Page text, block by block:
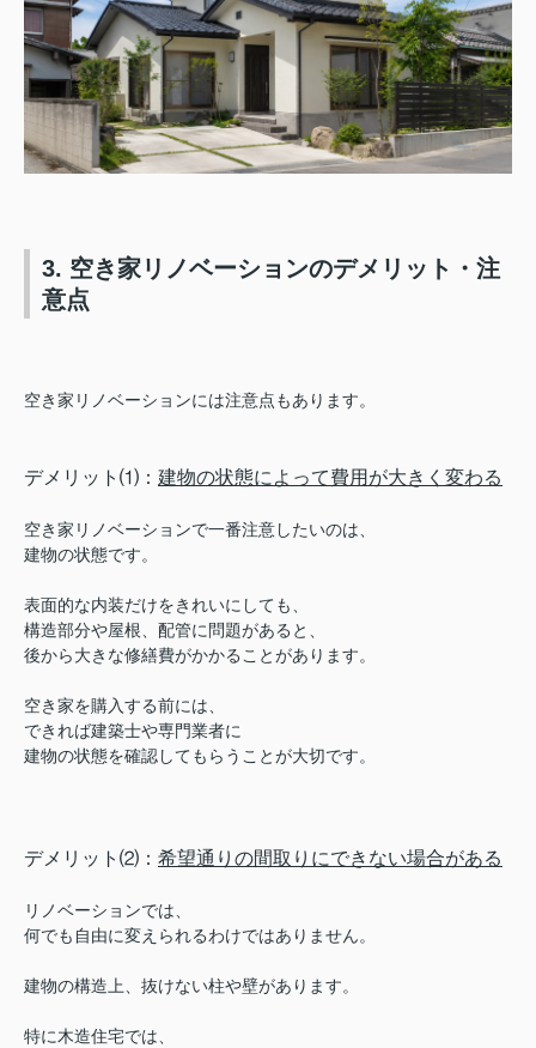
3. 空き家リノベーションのデメリット・注
意点
空き家リノベーションには注意点もあります。
デメリット⑴： 建物の状態によって費用が大きく変わる
空き家リノベーションで一番注意したいのは、
建物の状態です。
表面的な内装だけをきれいにしても、
構造部分や屋根、配管に問題があると、
後から大きな修繕費がかかることがあります。
空き家を購入する前には、
できれば建築士や専門業者に
建物の状態を確認してもらうことが大切です。
デメリット⑵： 希望通りの間取りにできない場合がある
リノベーションでは、
何でも自由に変えられるわけではありません。
建物の構造上、抜けない柱や壁があります。
特に木造住宅では、